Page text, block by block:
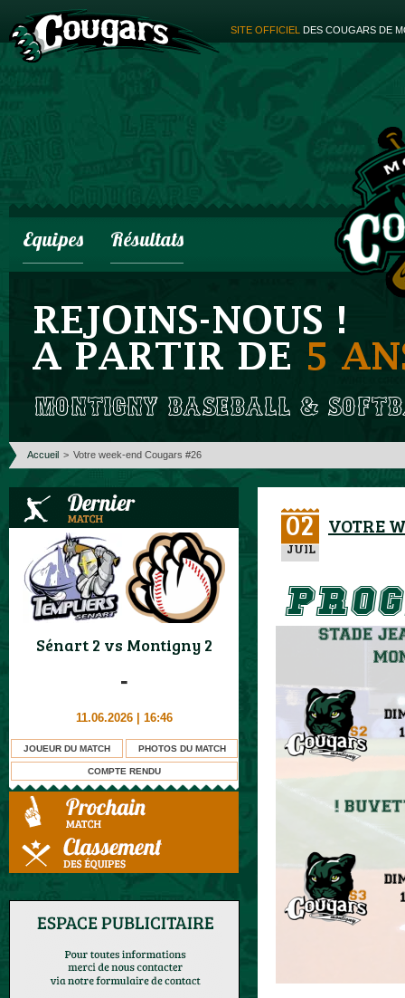
SITE OFFICIEL DES COUGARS DE
Equipes Résultats
Accueil > Votre week-end Cougars #26
Sénart 2 vs Montigny 2
-
11.06.2026 | 16:46
JOUEUR DU MATCH PHOTOS DU MATCH
COMPTE RENDU
02
JUIL
VOTRE